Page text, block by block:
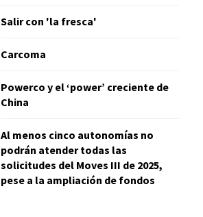
Salir con 'la fresca'
Carcoma
Powerco y el ‘power’ creciente de
China
Al menos cinco autonomías no
podrán atender todas las
solicitudes del Moves III de 2025,
pese a la ampliación de fondos